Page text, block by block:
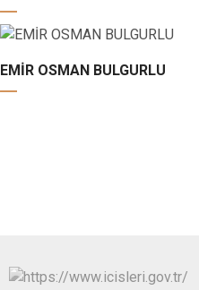
EMİR OSMAN BULGURLU